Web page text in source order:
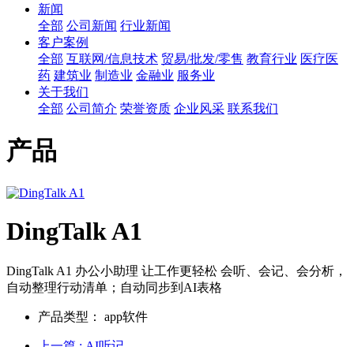
新闻
全部 公司新闻 行业新闻
客户案例
全部 互联网/信息技术 贸易/批发/零售 教育行业 医疗医
药 建筑业 制造业 金融业 服务业
关于我们
全部 公司简介 荣誉资质 企业风采 联系我们
产品
DingTalk A1
DingTalk A1 办公小助理 让工作更轻松 会听、会记、会分析，
自动整理行动清单；自动同步到AI表格
产品类型： app软件